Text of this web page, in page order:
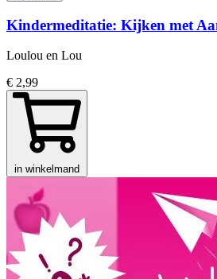
Kindermeditatie: Kijken met
Loulou en Lou
€ 2,99
in winkelmand